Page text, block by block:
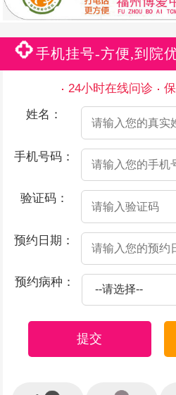
手机挂号-方便,到院
24小时在线问诊
姓名：
手机号码：
验证码：
预约日期：
预约病种：
提交